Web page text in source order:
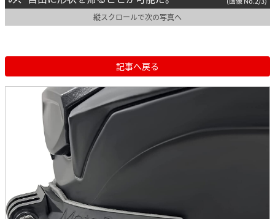
縦スクロールで次の写真へ
記事へ戻る